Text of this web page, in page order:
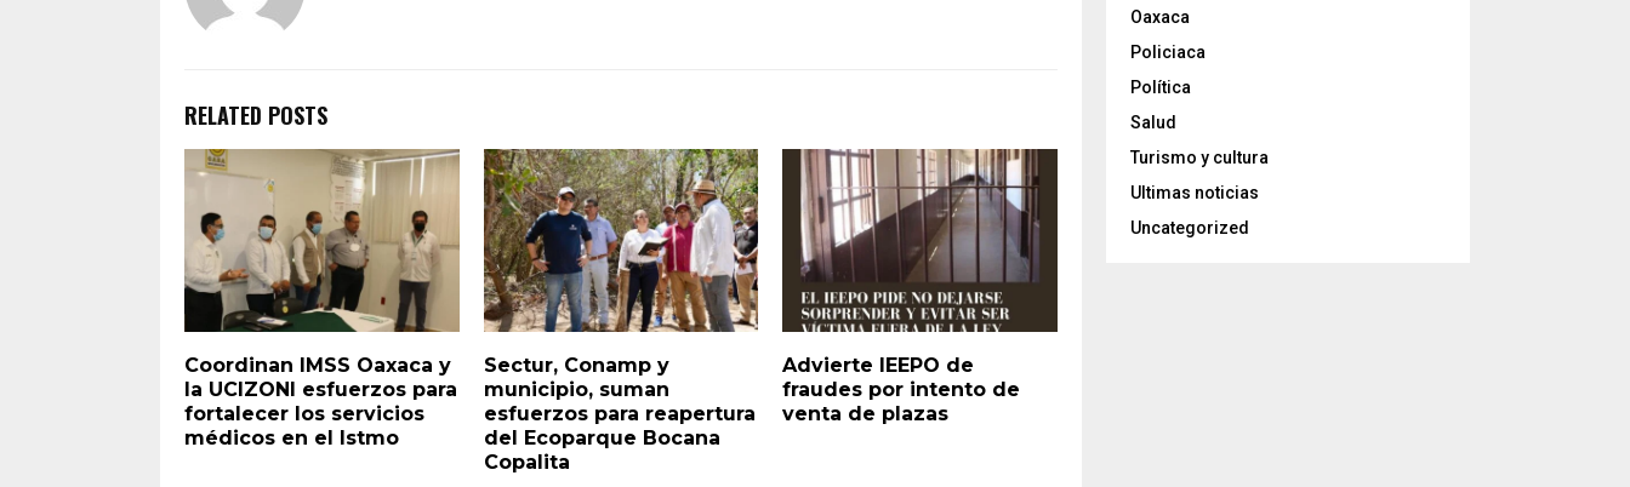
RELATED POSTS
Coordinan IMSS Oaxaca y
la UCIZONI esfuerzos para
fortalecer los servicios
médicos en el Istmo
Sectur, Conamp y
municipio, suman
esfuerzos para reapertura
del Ecoparque Bocana
Copalita
Advierte IEEPO de
fraudes por intento de
venta de plazas
Oaxaca
Policiaca
Política
Salud
Turismo y cultura
Ultimas noticias
Uncategorized